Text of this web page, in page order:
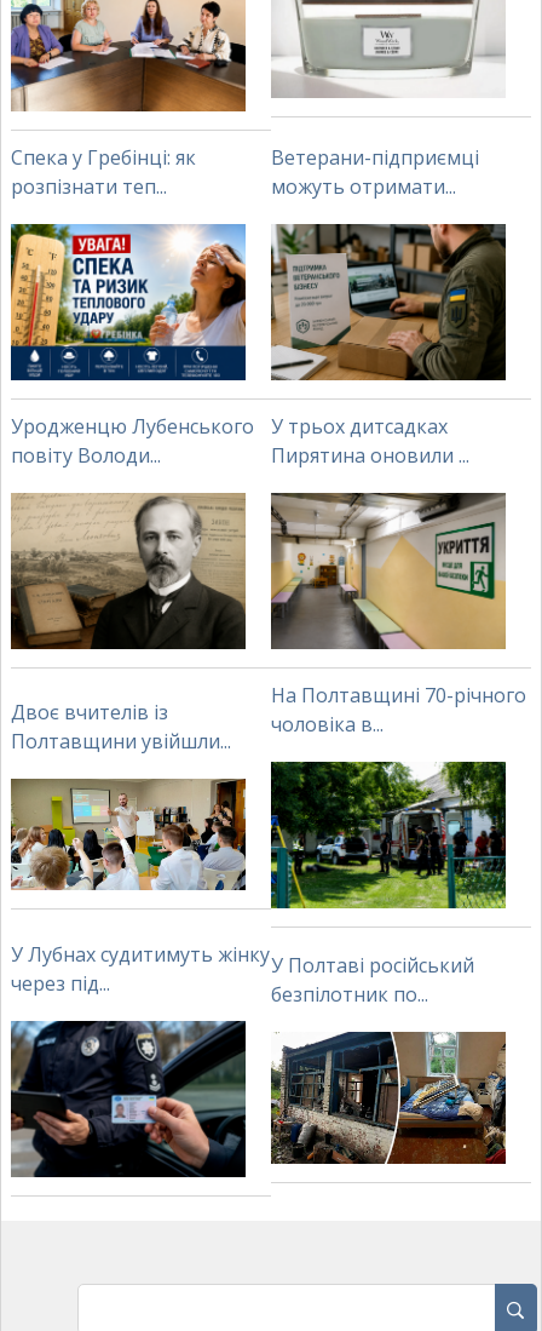
Спека у Гребінці: як
розпізнати теп...
Ветерани-підприємці
можуть отримати...
Уродженцю Лубенського
повіту Володи...
У трьох дитсадках
Пирятина оновили ...
Двоє вчителів із
Полтавщини увійшли...
На Полтавщині 70-річного
чоловіка в...
У Лубнах судитимуть жінку
через під...
У Полтаві російський
безпілотник по...